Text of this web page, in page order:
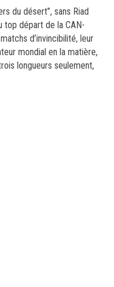
du désert’’, sans Riad
top départ de la CAN-
d’invincibilité, leur
mondial en la matière,
longueurs seulement,